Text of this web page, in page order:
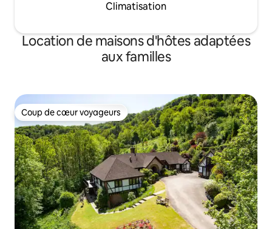
Climatisation
Location de maisons d'hôtes adaptées
aux familles
Coup de cœur voyageurs
Coup de cœur voyageurs